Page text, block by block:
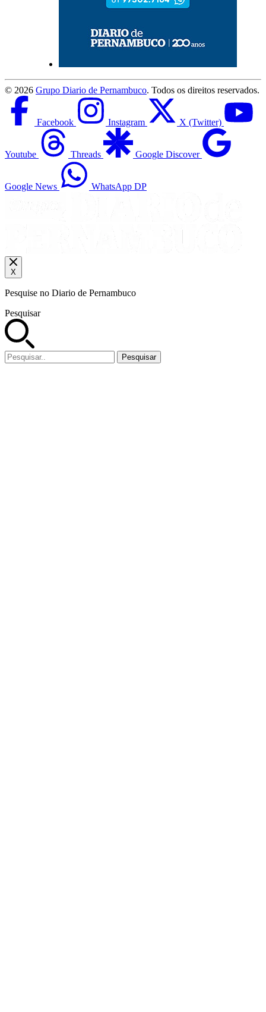
© 2026 Grupo Diario de Pernambuco. Todos os direitos reservados.
Facebook Instagram X (Twitter)
Youtube Threads Google Discover
Google News WhatsApp DP
X
Pesquise no Diario de Pernambuco
Pesquisar
Pesquisar